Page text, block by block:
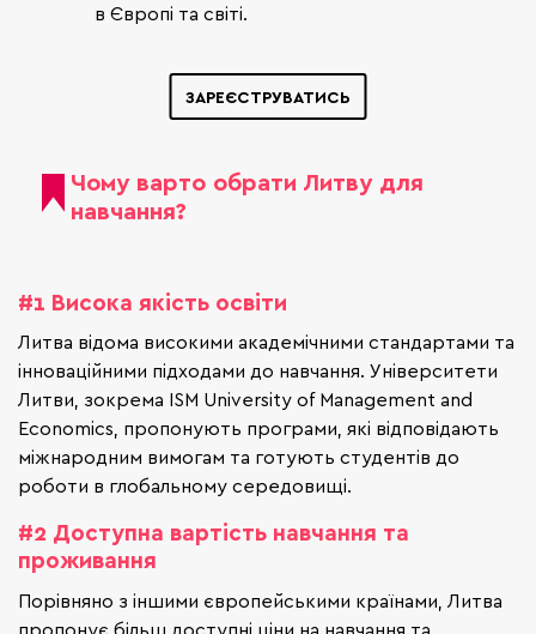
в Європі та світі.
ЗАРЕЄСТРУВАТИСЬ
Чому варто обрати Литву для
навчання?
#1 Висока якість освіти
Литва відома високими академічними стандартами та
інноваційними підходами до навчання. Університети
Литви, зокрема ISM University of Management and
Economics, пропонують програми, які відповідають
міжнародним вимогам та готують студентів до
роботи в глобальному середовищі.
#2 Доступна вартість навчання та
проживання
Порівняно з іншими європейськими країнами, Литва
пропонує більш доступні ціни на навчання та